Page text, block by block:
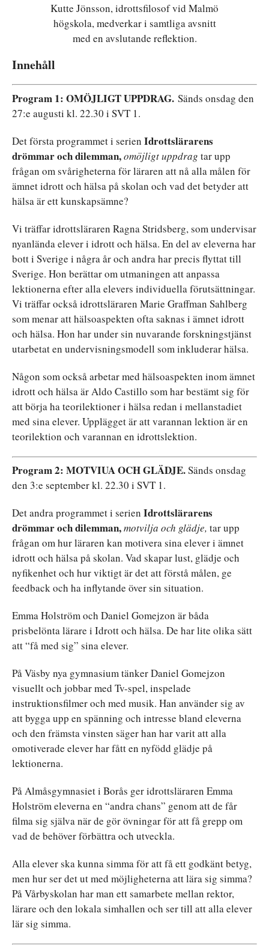
Kutte Jönsson, idrottsfilosof vid Malmö
högskola, medverkar i samtliga avsnitt
med en avslutande reflektion.
Innehåll
Program 1: OMÖJLIGTUPPDRAG. Sänds onsdag den
27:e augusti kl. 22.30 i SVT 1.
Det första programmet i serien Idrottslärarens
drömmarochdilemman,omöjligtuppdrag tar upp
frågan om svårigheterna för läraren att nå alla målen för
ämnet idrott och hälsa på skolan och vad det betyder att
hälsa är ett kunskapsämne?
Vi träffar idrottsläraren Ragna Stridsberg, som undervisar
nyanlända elever i idrott och hälsa. En del av eleverna har
bott i Sverige i några år och andra har precis flyttat till
Sverige. Hon berättar om utmaningen att anpassa
lektionerna efter alla elevers individuella förutsättningar.
Vi träffar också idrottsläraren Marie Graffman Sahlberg
som menar att hälsoaspekten ofta saknas i ämnet idrott
och hälsa. Hon har under sin nuvarande forskningstjänst
utarbetat en undervisningsmodell som inkluderar hälsa.
Någon som också arbetar med hälsoaspekten inom ämnet
idrott och hälsa är Aldo Castillo som har bestämt sig för
att börja ha teorilektioner i hälsa redan i mellanstadiet
med sina elever. Upplägget är att varannan lektion är en
teorilektion och varannan en idrottslektion.
Program2: MOTVIUAOCHGLÄDJE.Sänds onsdag
den 3:e september kl. 22.30 i SVT 1.
Det andra programmet i serien Idrottslärarens
drömmarochdilemman,motvilja och glädje, tar upp
frågan om hur läraren kan motivera sina elever i ämnet
idrott och hälsa på skolan. Vad skapar lust, glädje och
nyfikenhet och hur viktigt är det att förstå målen, ge
feedback och ha inflytande över sin situation.
Emma Holström och Daniel Gomejzon är båda
prisbelönta lärare i Idrott och hälsa. De har lite olika sätt
att “få med sig” sina elever.
På Väsby nya gymnasium tänker Daniel Gomejzon
visuellt och jobbar med Tv-spel, inspelade
instruktionsfilmer och med musik. Han använder sig av
att bygga upp en spänning och intresse bland eleverna
och den främsta vinsten säger han har varit att alla
omotiverade elever har fått en nyfödd glädje på
lektionerna.
På Almåsgymnasiet i Borås ger idrottsläraren Emma
Holström eleverna en “andra chans” genom att de får
filma sig själva när de gör övningar för att få grepp om
vad de behöver förbättra och utveckla.
Alla elever ska kunna simma för att få ett godkänt betyg,
men hur ser det ut med möjligheterna att lära sig simma?
På Vårbyskolan har man ett samarbete mellan rektor,
lärare och den lokala simhallen och ser till att alla elever
lär sig simma.